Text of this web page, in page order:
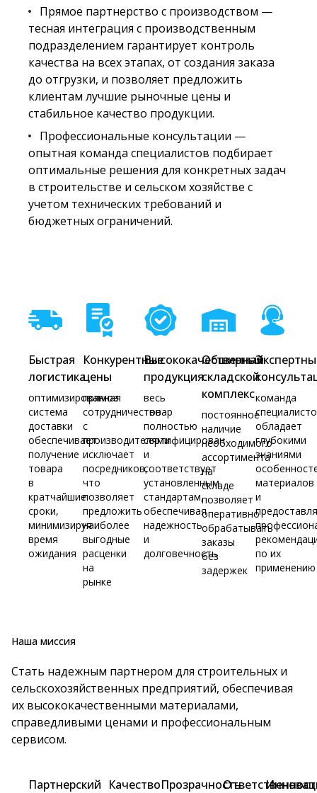
Прямое партнерство с производством —
тесная интеграция с производственным
подразделением гарантирует контроль
качества на всех этапах, от создания заказа
до отгрузки, и позволяет предложить
клиентам лучшие рыночные цены и
стабильное качество продукции.
Профессиональные консультации —
опытная команда специалистов подбирает
оптимальные решения для конкретных задач
в строительстве и сельском хозяйстве с
учетом технических требований и
бюджетных ограничений.
Быстрая
логистика
оптимизированная
система
доставки
обеспечивает
получение
товара
в
кратчайшие
сроки,
минимизируя
время
ожидания
Конкурентные
цены
прямое
сотрудничество
с
производителями
исключает
посредников,
что
позволяет
предложить
наиболее
выгодные
расценки
на
рынке
Высококачественная
продукция
весь
товар
полностью
сертифицирован
и
соответствует
установленным
стандартам,
обеспечивая
надежность
и
долговечность
Обширный
складской
комплекс
постоянное
наличие
необходимого
ассортимента
на
складе
позволяет
оперативно
обрабатывать
заказы
без
задержек
команда
обладает
глубокими
знаниями
материалов
и
по их
применению
Наша миссия
Cтать надежным партнером для строительных и
сельскохозяйственных предприятий, обеспечивая
их высококачественными материалами,
справедливыми ценами и профессиональным
сервисом.
Партнерский КачествоПрозрачность